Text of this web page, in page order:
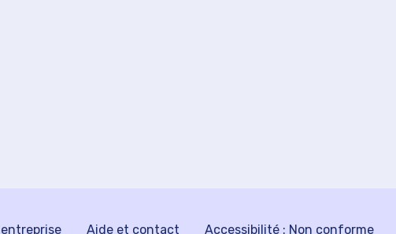
Aide et contact Accessibilité : Non conforme